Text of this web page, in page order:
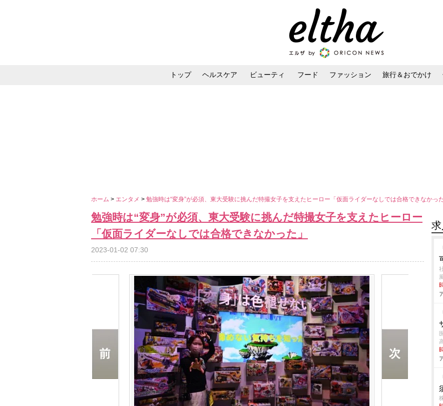
トップ ヘルスケア ビューティ フード ファッション 旅行＆おでかけ
ホーム > エンタメ > 勉強時は“変身”が必須、東大受験に挑んだ特撮女子を支えたヒーロー「仮面ライダーなしでは合格できなかっ
勉強時は“変身”が必須、東大受験に挑んだ特撮女子を支えたヒーロー
「仮面ライダーなしでは合格できなかった」
2023-01-02 07:30